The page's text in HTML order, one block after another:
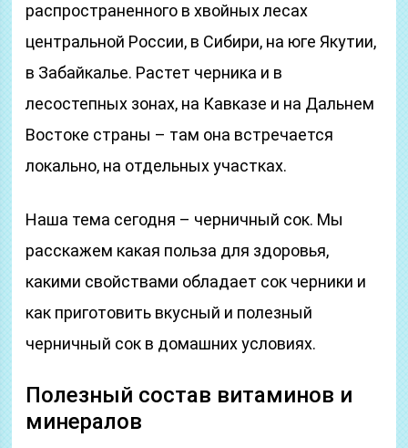
распространенного в хвойных лесах
центральной России, в Сибири, на юге Якутии,
в Забайкалье. Растет черника и в
лесостепных зонах, на Кавказе и на Дальнем
Востоке страны – там она встречается
локально, на отдельных участках.
Наша тема сегодня – черничный сок. Мы
расскажем какая польза для здоровья,
какими свойствами обладает сок черники и
как приготовить вкусный и полезный
черничный сок в домашних условиях.
Полезный состав витаминов и
минералов